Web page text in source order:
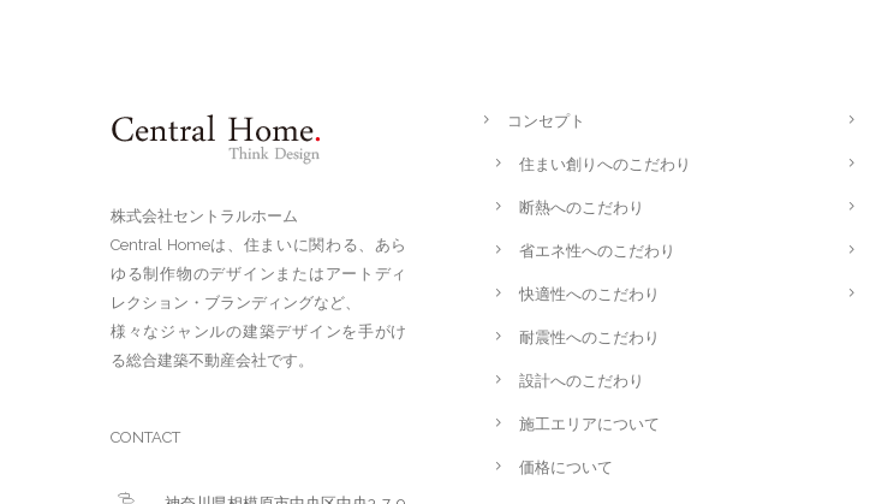
株式会社セントラルホーム
Central Homeは、住まいに関わる、あら
ゆる制作物のデザインまたはアートディ
レクション・ブランディングなど、
様々なジャンルの建築デザインを手がけ
る総合建築不動産会社です。
CONTACT
コンセプト
住まい創りへのこだわり
断熱へのこだわり
省エネ性へのこだわり
快適性へのこだわり
耐震性へのこだわり
設計へのこだわり
施工エリアについて
価格について